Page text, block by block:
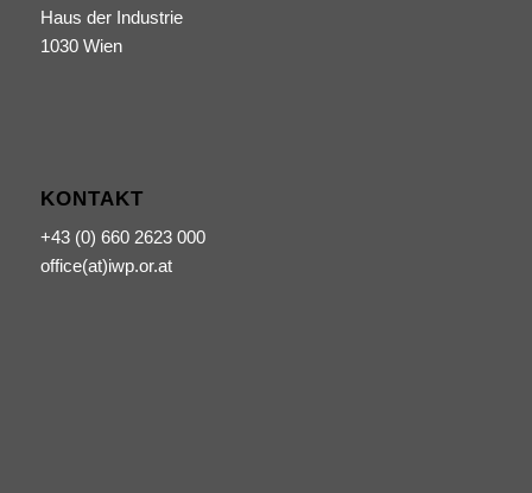
Haus der Industrie
1030 Wien
KONTAKT
+43 (0) 660 2623 000
office(at)iwp.or.at